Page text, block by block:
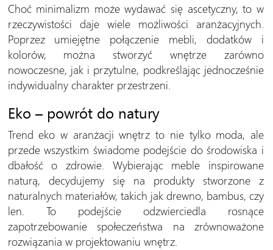
Choć minimalizm może wydawać się ascetyczny, to w
rzeczywistości daje wiele możliwości aranżacyjnych.
Poprzez umiejętne połączenie mebli, dodatków i
kolorów, można stworzyć wnętrze zarówno
nowoczesne, jak i przytulne, podkreślając jednocześnie
indywidualny charakter przestrzeni.
Eko – powrót do natury
Trend eko w aranżacji wnętrz to nie tylko moda, ale
przede wszystkim świadome podejście do środowiska i
dbałość o zdrowie. Wybierając meble inspirowane
naturą, decydujemy się na produkty stworzone z
naturalnych materiałów, takich jak drewno, bambus, czy
len. To podejście odzwierciedla rosnące
zapotrzebowanie społeczeństwa na zrównoważone
rozwiązania w projektowaniu wnętrz.